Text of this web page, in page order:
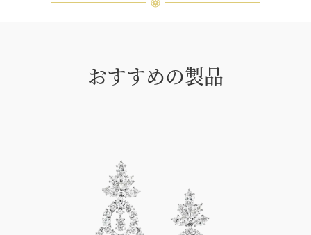
ウィンストンによって厳選された最
め、同製品間においてカラットおよ
び石数、クオリティ等が僅かに異な
おすすめの製品